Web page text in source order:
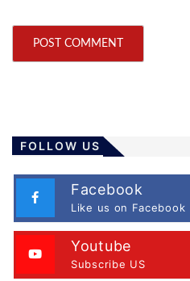
FOLLOW US
Facebook
Like us on Facebook
Youtube
Subscribe US